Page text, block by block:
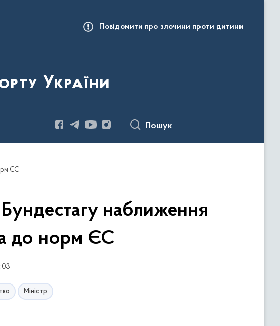
Повідомити про злочини проти дитини
України
Пошук
ЄС
наближення
до норм ЄС
Міністр